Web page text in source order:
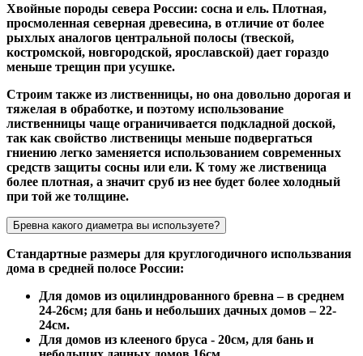
Хвойные породы севера России: сосна и ель. Плотная,
просмоленная северная древесина, в отличие от более
рыхлых аналогов центральной полосы (твеской,
костромской, новгородской, ярославской) дает гораздо
меньше трещин при усушке.
Строим также из лиственницы, но она довольно дорогая и
тяжелая в обработке, и поэтому использование
лиственницы чаще ограничивается подкладной доской,
так как свойство лиственицы меньше подвергаться
гниению легко заменяется использованием современных
средств защиты сосны или ели. К тому же лиственица
более плотная, а значит сруб из нее будет более холодный
при той же толщине.
Бревна какого диаметра вы используете?
Стандартные размеры для круглогодичного использвания
дома в средней полосе России:
Для домов из оцилиндрованного бревна – в среднем
24-26см; для бань и небольших дачных домов – 22-
24см.
Для домов из клееного бруса - 20см, для бань и